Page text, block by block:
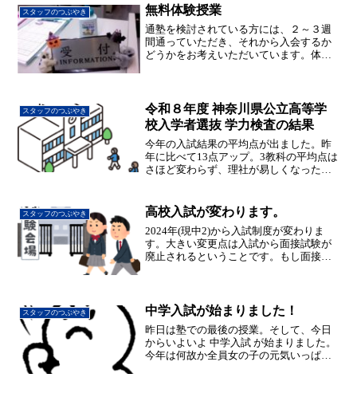
ていない問題は無いので、...
スタッフのつぶやき 無料体験授業
通塾を検討されている方には、２～３週
間通っていただき、それから入会するか
どうかをお考えいただいています。体験
～費用 ： 無料対象...
スタッフのつぶやき
令和８年度 神奈川県公立高等学
校入学者選抜 学力検査の結果
今年の入試結果の平均点が出ました。昨
年に比べて13点アップ。3教科の平均点は
さほど変わらず、理社が易しくなったよ
スタッフのつぶやき 高校入試が変わります。
2024年(現中2)から入試制度が変わりま
す。大きい変更点は入試から面接試験が
廃止されるということです。もし面接を
いう訳ではありま...
スタッフのつぶやき 中学入試が始まりました！
昨日は塾での最後の授業。そして、今日
からいよいよ 中学入試 が始まりました。
今年は何故か全員女の子の元気いっぱい